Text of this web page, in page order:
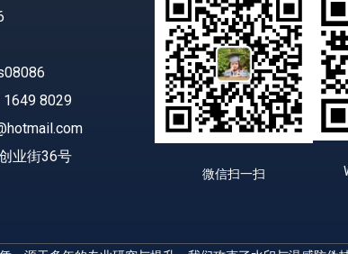
1649 8029
业街36号
微信扫一扫